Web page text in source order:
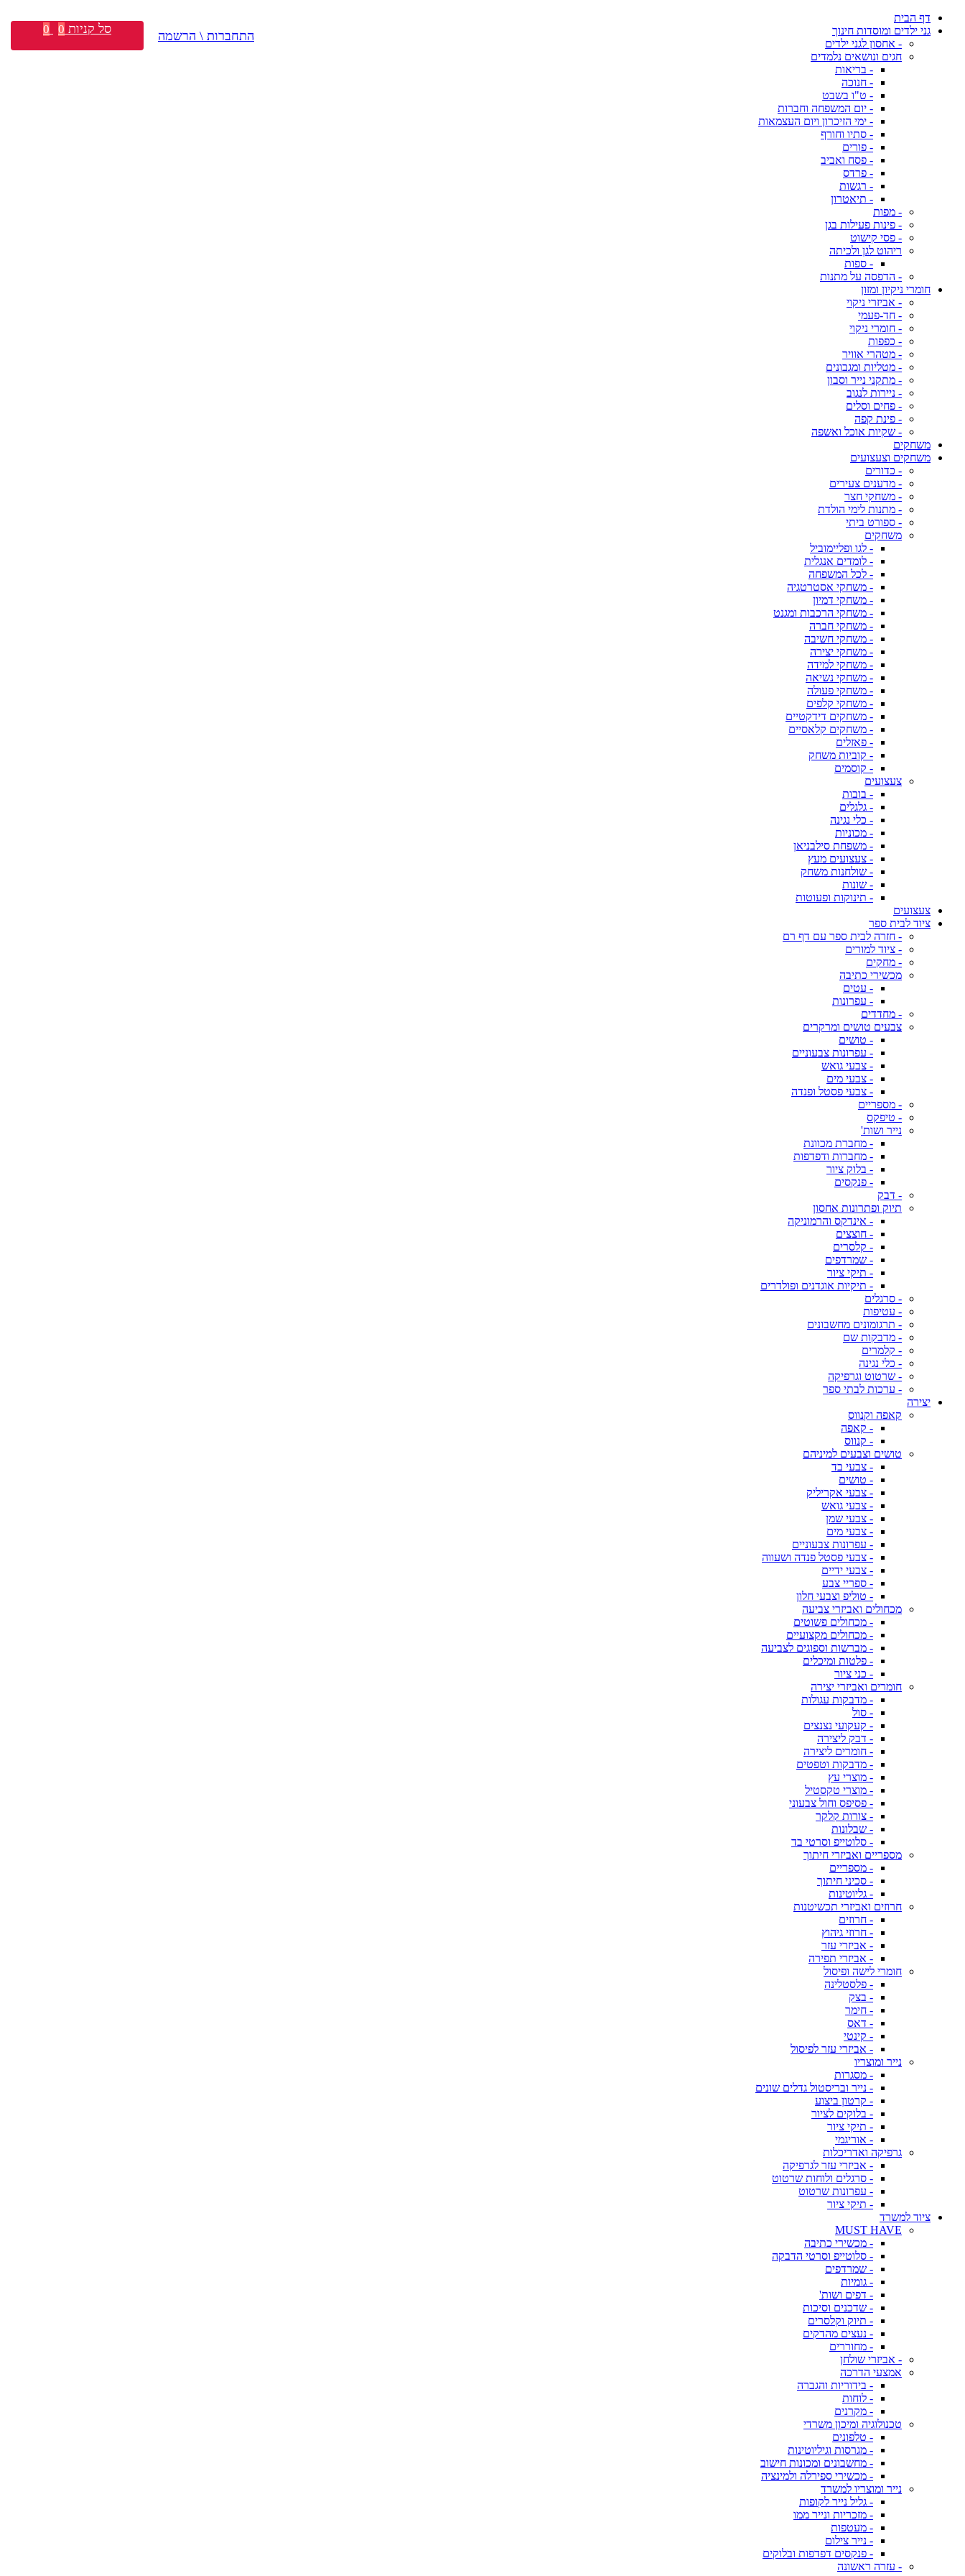
דף הבית
גני ילדים ומוסדות חינוך
- אחסון לגני ילדים
חגים ונושאים נלמדים
- בריאות
- חנוכה
- ט"ו בשבט
- יום המשפחה וחברות
- ימי הזיכרון ויום העצמאות
- סתיו וחורף
- פורים
- פסח ואביב
- פרדס
- רגשות
- תיאטרון
- מפות
- פינות פעילות בגן
- פסי קישוט
ריהוט לגן ולכיתה
- ספות
- הדפסה על מתנות
חומרי ניקיון ומזון
- אביזרי ניקוי
- חד-פעמי
- חומרי ניקוי
- כפפות
- מטהרי אוויר
- מטליות ומגבונים
- מתקני נייר וסבון
- ניירות לנגוב
- פחים וסלים
- פינת קפה
- שקיות אוכל ואשפה
משחקים
משחקים וצעצועים
- כדורים
- מדענים צעירים
- משחקי חצר
- מתנות לימי הולדת
- ספורט ביתי
משחקים
- לגו ופליימוביל
- לומדים אנגלית
- לכל המשפחה
- משחקי אסטרטגיה
- משחקי דמיון
- משחקי הרכבות ומגנט
- משחקי חברה
- משחקי חשיבה
- משחקי יצירה
- משחקי למידה
- משחקי נשיאה
- משחקי פעולה
- משחקי קלפים
- משחקים דידקטיים
- משחקים קלאסיים
- פאזלים
- קוביות משחק
- קוסמים
צעצועים
- בובות
- גלגלים
- כלי נגינה
- מכוניות
- משפחת סילבניאן
- צעצועים מעץ
- שולחנות משחק
- שונות
- תינוקות ופעוטות
צעצועים
ציוד לבית ספר
- חזרה לבית ספר עם דף רם
- ציוד למורים
- מחקים
מכשירי כתיבה
- עטים
- עפרונות
- מחדדים
צבעים טושים ומרקרים
- טושים
- עפרונות צבעוניים
- צבעי גואש
- צבעי מים
- צבעי פסטל ופנדה
- מספריים
- טיפקס
נייר ושות'
- מחברת מכוונת
- מחברות ודפדפות
- בלוק ציור
- פנקסים
- דבק
תיוק ופתרונות אחסון
- אינדקס והרמוניקה
- חוצצים
- קלסרים
- שמרדפים
- תיקי ציור
- תיקיות אוגדנים ופולדרים
- סרגלים
- עטיפות
- תרגומונים מחשבונים
- מדבקות שם
- קלמרים
- כלי נגינה
- שרטוט וגרפיקה
- ערכות לבתי ספר
יצירה
קאפה וקנווס
- קאפה
- קנווס
טושים וצבעים למיניהם
- צבעי בד
- טושים
- צבעי אקריליק
- צבעי גואש
- צבעי שמן
- צבעי מים
- עפרונות צבעוניים
- צבעי פסטל פנדה ושעווה
- צבעי ידיים
- ספריי צבע
- טוליפ וצבעי חלון
מכחולים ואביזרי צביעה
- מכחולים פשוטים
- מכחולים מקצועיים
- מברשות וספוגים לצביעה
- פלטות ומיכלים
- כני ציור
חומרים ואביזרי יצירה
- מדבקות עגולות
- סול
- קעקועי נצנצים
- דבק ליצירה
- חומרים ליצירה
- מדבקות וטפטים
- מוצרי עץ
- מוצרי טקסטיל
- פסיפס וחול צבעוני
- צורות קלקר
- שבלונות
- סלוטייפ וסרטי בד
מספריים ואביזרי חיתוך
- מספריים
- סכיני חיתוך
- גליוטינות
חרוזים ואביזרי תכשיטנות
- חרוזים
- חרוזי גיהוץ
- אביזרי עזר
- אביזרי תפירה
חומרי לישה ופיסול
- פלסטלינה
- בצק
- חימר
- דאס
- קינטי
- אביזרי עזר לפיסול
נייר ומוצריו
- מסגרות
- נייר ובריסטול גדלים שונים
- קרטון ביצוע
- בלוקים לציור
- תיקי ציור
- אוריגמי
גרפיקה ואדריכלות
- אביזרי עזר לגרפיקה
- סרגלים ולוחות שרטוט
- עפרונות שרטוט
- תיקי ציור
ציוד למשרד
MUST HAVE
- מכשירי כתיבה
- סלוטייפ וסרטי הדבקה
- שמרדפים
- גומיות
- דפים ושות'
- שדכנים וסיכות
- תיוק וקלסרים
- נעצים מהדקים
- מחוררים
- אביזרי שולחן
אמצעי הדרכה
- בידוריות והגברה
- לוחות
- מקרנים
טכנולוגיה ומיכון משרדי
- טלפונים
- מגרסות וגיליוטינות
- מחשבונים ומכונות חישוב
- מכשירי ספירלה ולמינציה
נייר ומוצריו למשרד
- גליל נייר לקופות
- מזכריות ונייר ממו
- מעטפות
- נייר צילום
- פנקסים דפדפות ובלוקים
- עזרה ראשונה
התחברות \ הרשמה סל קניות 0
0